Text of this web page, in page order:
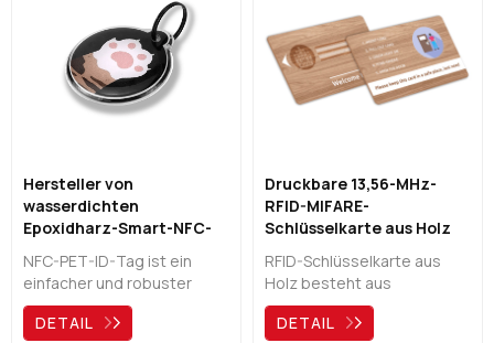
Hund/einer verlorenen
Katze, bald wieder nach
Hause zu kommen. Chatten
Sie mit uns!
Informationen zu finden und
Ihrem Hund nach Hause zu
helfen.
Hersteller von
wasserdichten
Epoxidharz-Smart-NFC-
Hundemarken
NFC-PET-ID-Tag ist ein
einfacher und robuster
NFC-Chip, der am Halsband
Ihres Hundes befestigt
DETAIL
Druckbare 13,56-MHz-
RFID-MIFARE-
Schlüsselkarte aus Holz
RFID-Schlüsselkarte aus
Holz besteht aus
umweltfreundlichem Holz,
das auch über einen
DETAIL